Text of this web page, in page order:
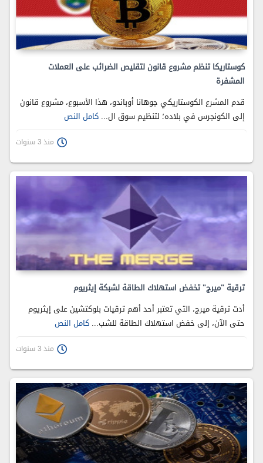
كوستاريكا تنظم مشروع قانون لتقليص الضرائب على العملات
المشفرة
قدم المشرع الكوستاريكي جوهانا أوباندو، هذا الأسبوع، مشروع قانون
إلى الكونجرس في بلاده؛ لتنظيم سوق ال...كامل النص
منذ 3 سنوات
ترقية "ميرج" تخفض استهلاك الطاقة لشبكة إيثريوم
أدت ترقية ميرج، التي تعتبر أحد أهم ترقيات بلوكتشين على إيثريوم
حتى الآن، إلى خفض استهلاك الطاقة للشب...كامل النص
منذ 3 سنوات